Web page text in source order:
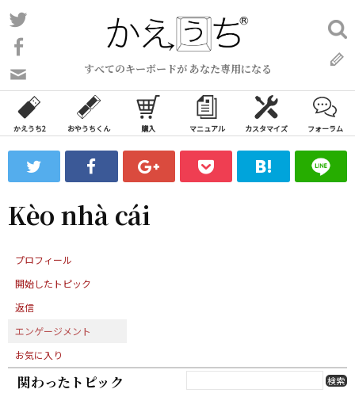
コ
ン
ン
ツ
ス
ッ
プ
すべてのキーボードが あなた専用になる
い
合
わ
フ
ォ
ー
ム
検
索:
かえうち2 おやうちくん 購入 マニュアル カスタマイズ フォーラム
Kèo nhà cái
プロフィール
開始したトピック
返信
エンゲージメント
お気に入り
関わったトピック